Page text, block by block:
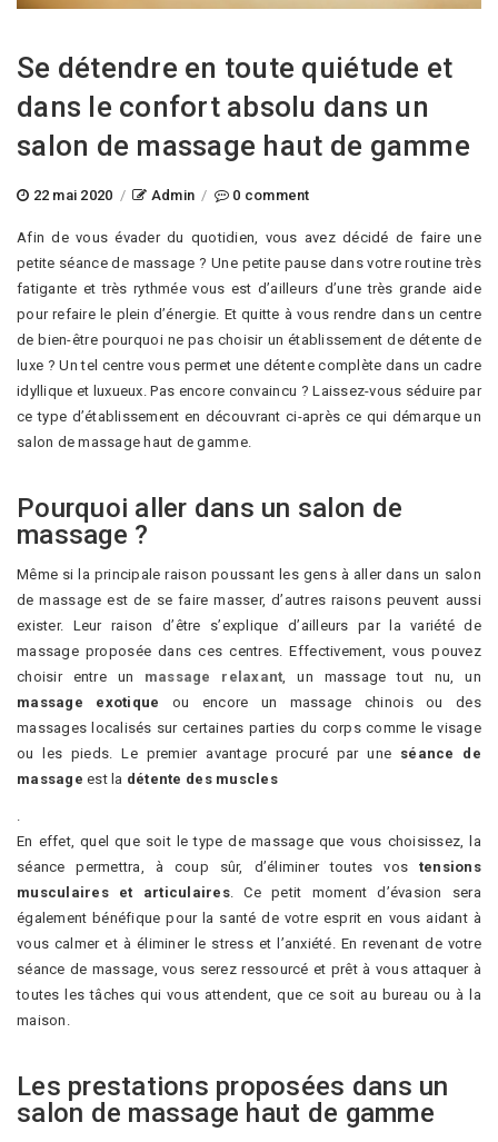
Se détendre en toute quiétude et
dans le confort absolu dans un
salon de massage haut de gamme
22 mai 2020 / Admin / 0 comment
Afin de vous évader du quotidien, vous avez décidé de faire une
petite séance de massage ? Une petite pause dans votre routine très
fatigante et très rythmée vous est d’ailleurs d’une très grande aide
pour refaire le plein d’énergie. Et quitte à vous rendre dans un centre
de bien-être pourquoi ne pas choisir un établissement de détente de
luxe ? Un tel centre vous permet une détente complète dans un cadre
idyllique et luxueux. Pas encore convaincu ? Laissez-vous séduire par
ce type d’établissement en découvrant ci-après ce qui démarque un
salon de massage haut de gamme.
Pourquoi aller dans un salon de
massage ?
Même si la principale raison poussant les gens à aller dans un salon
de massage est de se faire masser, d’autres raisons peuvent aussi
exister. Leur raison d’être s’explique d’ailleurs par la variété de
massage proposée dans ces centres. Effectivement, vous pouvez
choisir entre un massage relaxant , un massage tout nu, un
massage exotique ou encore un massage chinois ou des
massages localisés sur certaines parties du corps comme le visage
ou les pieds. Le premier avantage procuré par une séance de
massage est la détente des muscles
En effet, quel que soit le type de massage que vous choisissez, la
séance permettra, à coup sûr, d’éliminer toutes vos tensions
musculaires et articulaires. Ce petit moment d’évasion sera
également bénéfique pour la santé de votre esprit en vous aidant à
vous calmer et à éliminer le stress et l’anxiété. En revenant de votre
séance de massage, vous serez ressourcé et prêt à vous attaquer à
toutes les tâches qui vous attendent, que ce soit au bureau ou à la
maison.
Les prestations proposées dans un
salon de massage haut de gamme